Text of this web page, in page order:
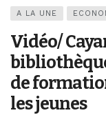
A LA UNE
Vidéo/
de
les jeunes